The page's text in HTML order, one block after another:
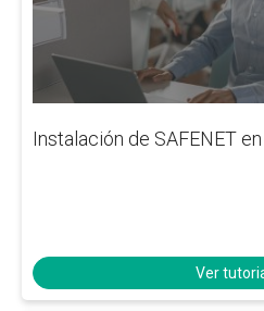
Instalación de SAFENET
Ver